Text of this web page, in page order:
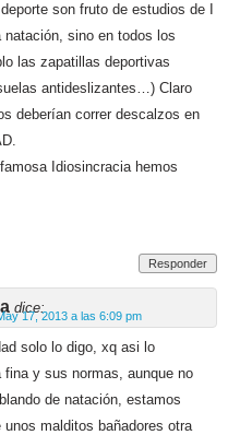
son fruto de estudios de I
sino en todos los
las zapatillas deportivas
antideslizantes…) Claro
deberían correr descalzos en
Idiosincracia hemos
Responder
dice:
17, 2013 a las 6:09 pm
solo lo digo, xq asi lo
fina y sus normas, aunque no
de natación, estamos
unos malditos bañadores otra